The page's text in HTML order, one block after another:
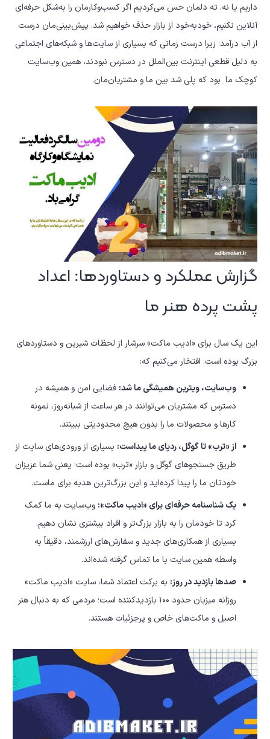
داریم یا نه. ته دلمان حس می‌کردیم اگر کسب‌وکارمان را به‌شکل حرفه‌ای
آنلاین نکنیم، خودبه‌خود از بازار حذف خواهیم شد. پیش‌بینی‌مان درست
از آب درآمد؛ زیرا درست زمانی که بسیاری از سایت‌ها و شبکه‌های اجتماعی
به دلیل قطعی اینترنت بین‌الملل در دسترس نبودند، همین وب‌سایت
کوچک ما بود که پلی شد بین ما و مشتریان‌مان.
گزارش عملکرد و دستاوردها: اعداد
پشت پرده هنر ما
این یک سال برای «ادیب ماکت» سرشار از لحظات شیرین و دستاوردهای
بزرگ بوده است. افتخار می‌کنیم که:
وب‌سایت، ویترین همیشگی ما شد: فضایی امن و همیشه در
دسترس که مشتریان می‌توانند در هر ساعت از شبانه‌روز، نمونه
کارها و محصولات ما را بدون هیچ محدودیتی ببینند.
از «ترب» تا گوگل، ردپای ما پیداست: بسیاری از ورودی‌های سایت از
طریق جستجوهای گوگل و بازار «ترب» بوده است؛ یعنی شما عزیزان
خودتان ما را پیدا کرده‌اید و این بزرگ‌ترین هدیه برای ماست.
یک شناسنامه حرفه‌ای برای «ادیب ماکت»: وب‌سایت به ما کمک
کرد تا خودمان را به بازار بزرگ‌تر و افراد بیشتری نشان دهیم.
بسیاری از همکاری‌های جدید و سفارش‌های ارزشمند، دقیقاً به
واسطه همین سایت با ما تماس گرفته شده‌اند.
صدها بازدید در روز: به برکت اعتماد شما، سایت «ادیب ماکت»
روزانه میزبان حدود ۱۰۰ بازدیدکننده است؛ مردمی که به دنبال هنر
اصیل و ماکت‌های خاص و پرجزئیات هستند.